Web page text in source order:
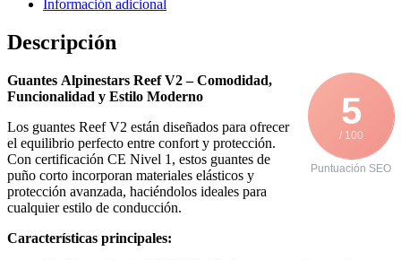
Información adicional
Descripción
5
/ 100
Puntuación SEO
Guantes Alpinestars Reef V2 – Comodidad,
Funcionalidad y Estilo Moderno
Los guantes Reef V2 están diseñados para ofrecer
el equilibrio perfecto entre confort y protección.
Con certificación CE Nivel 1, estos guantes de
puño corto incorporan materiales elásticos y
protección avanzada, haciéndolos ideales para
cualquier estilo de conducción.
Características principales: